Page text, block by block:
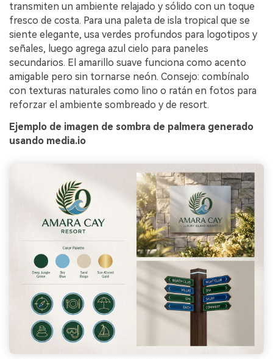
transmiten un ambiente relajado y sólido con un toque
fresco de costa. Para una paleta de isla tropical que se
siente elegante, usa verdes profundos para logotipos y
señales, luego agrega azul cielo para paneles
secundarios. El amarillo suave funciona como acento
amigable pero sin tornarse neón. Consejo: combínalo
con texturas naturales como lino o ratán en fotos para
reforzar el ambiente sombreado y de resort.
Ejemplo de imagen de sombra de palmera generado
usando media.io